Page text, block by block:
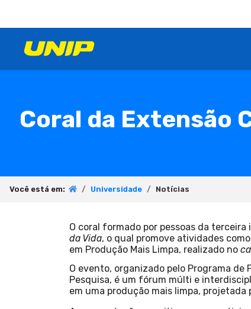
Coral da Extensão
Você está em: Universidade Notícias
O coral formado por pessoas da
da Vida, o qual promove atividades
em Produção Mais Limpa, realizado no
O evento, organizado pelo Programa de
Pesquisa, é um fórum múlti e
em uma produção mais limpa,